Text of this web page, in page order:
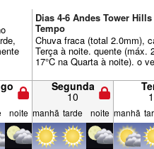
Dias 4-6 Andes Tower
Tempo
Chuva fraca (total 2.0mm),
Terça à noite. quente (máx.
17°C na Quarta à noite). o
Segunda
10
noite manhã tarde noite manhã